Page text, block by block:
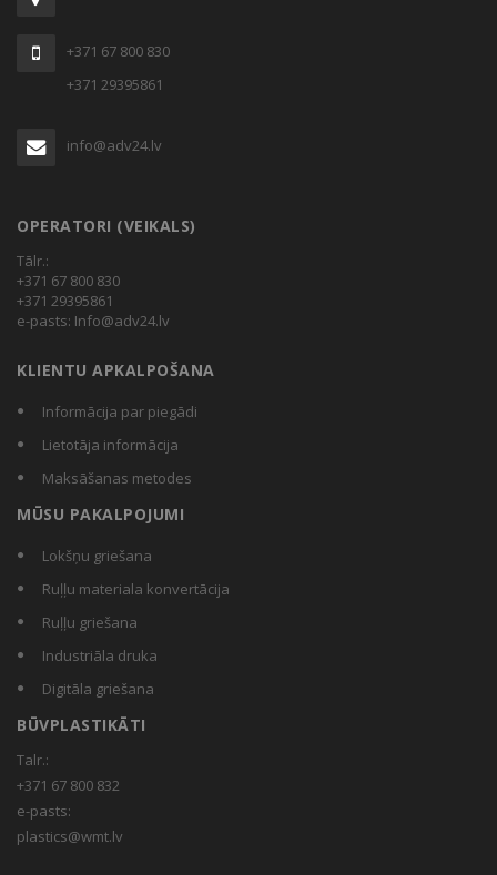
+371 67 800 830
+371 29395861
info@adv24.lv
OPERATORI (VEIKALS)
Tālr.:
+371 67 800 830
+371 29395861
e-pasts: Info@adv24.lv
KLIENTU APKALPOŠANA
Informācija par piegādi
Lietotāja informācija
Maksāšanas metodes
MŪSU PAKALPOJUMI
Lokšņu griešana
Ruļļu materiala konvertācija
Ruļļu griešana
Industriāla druka
Digitāla griešana
BŪVPLASTIKĀTI
Talr.:
+371 67 800 832
e-pasts:
plastics@wmt.lv